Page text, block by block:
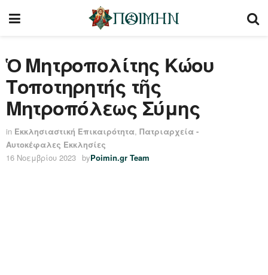
Ὁ Μητροπολίτης Κώου
Τοποτηρητής τῆς
Μητροπόλεως Σύμης
in Εκκλησιαστική Επικαιρότητα, Πατριαρχεία -
Αυτοκέφαλες Εκκλησίες
16 Νοεμβρίου 2023 byPoimin.gr Team